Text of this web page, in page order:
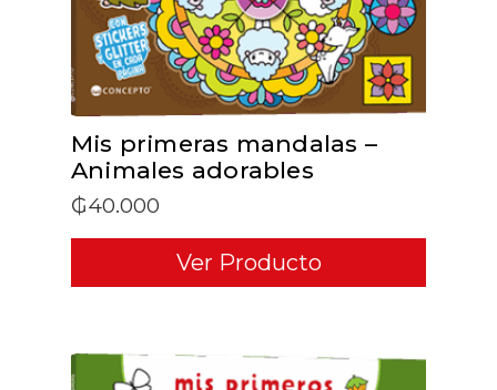
Mis primeras mandalas –
Animales adorables
₲40.000
Ver Producto